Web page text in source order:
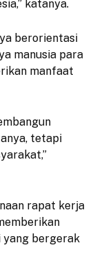
katanya.
berorientasi
manusia para
manfaat
tetapi
rapat kerja
yang bergerak